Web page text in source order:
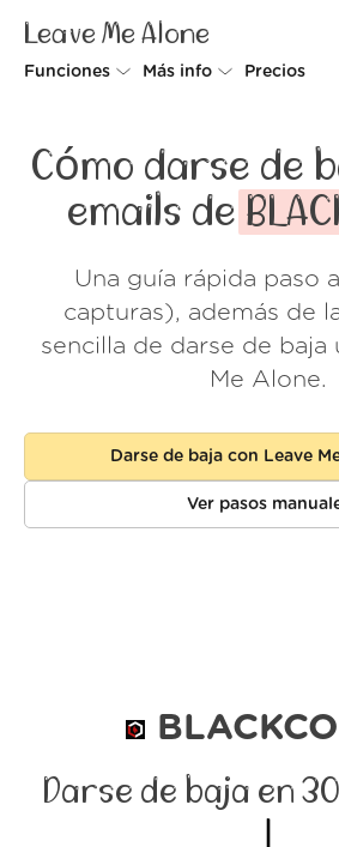
Leave Me Alone
Funciones
Spam Blocker
Do-not-disturb
Más info
Cómo funciona
Seguridad
Muro de amor
FAQ
Precios
Cómo darse de
emails de
Una guía rápida paso
capturas), además de
sencilla de darse de baja
Me Alone.
Darse de baja con Leave
Ver pasos
Darse de baja en